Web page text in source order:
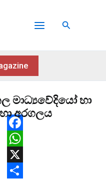
Search
මාධ්‍යවේදියෝ හා
අරගලය
F
a
c
W
h
X